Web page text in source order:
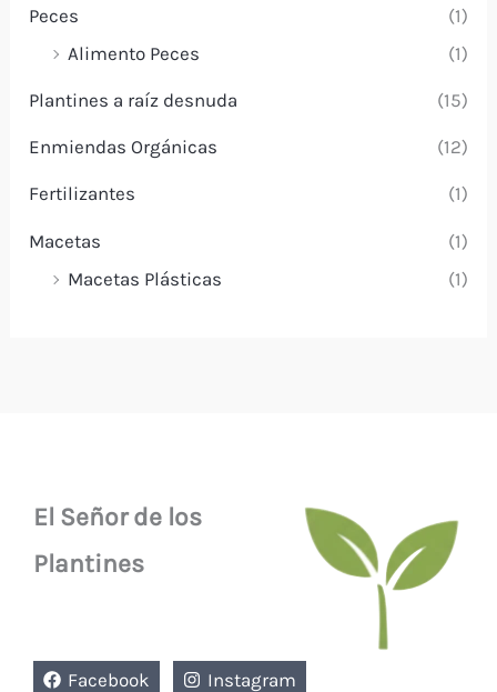
Peces
(1)
Alimento Peces
(1)
Plantines a raíz desnuda (15)
Enmiendas Orgánicas (12)
Fertilizantes (1)
Macetas
(1)
Macetas Plásticas
(1)
El Señor de los
Plantines
Facebook Instagram